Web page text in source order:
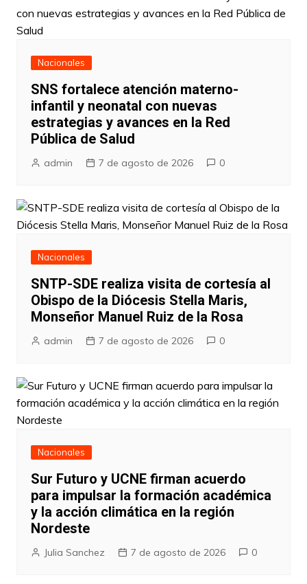
Nacionales
SNS fortalece atención materno-
infantil y neonatal con nuevas
estrategias y avances en la Red
Pública de Salud
admin 7 de agosto de 2026 0
Nacionales
SNTP-SDE realiza visita de cortesía al
Obispo de la Diócesis Stella Maris,
Monseñor Manuel Ruiz de la Rosa
admin 7 de agosto de 2026 0
Nacionales
Sur Futuro y UCNE firman acuerdo
para impulsar la formación académica
y la acción climática en la región
Nordeste
Julia Sanchez 7 de agosto de 2026 0